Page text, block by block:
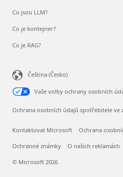
Co jsou LLM?
Co je kontejner?
Co je RAG?
Čeština (Česko)
Vaše volby ochrany osobních
Ochrana osobních údajů spotřebitele ve
Kontaktovat Microsoft Ochrana
Ochranné známky O našich reklamách
© Microsoft 2026